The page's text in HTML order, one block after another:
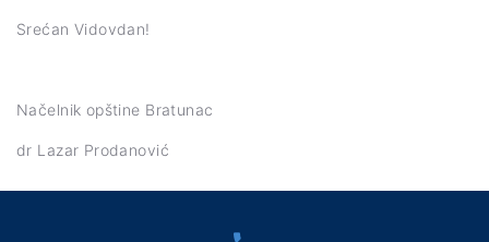
Srećan Vidovdan!
Načelnik opštine Bratunac
dr Lazar Prodanović